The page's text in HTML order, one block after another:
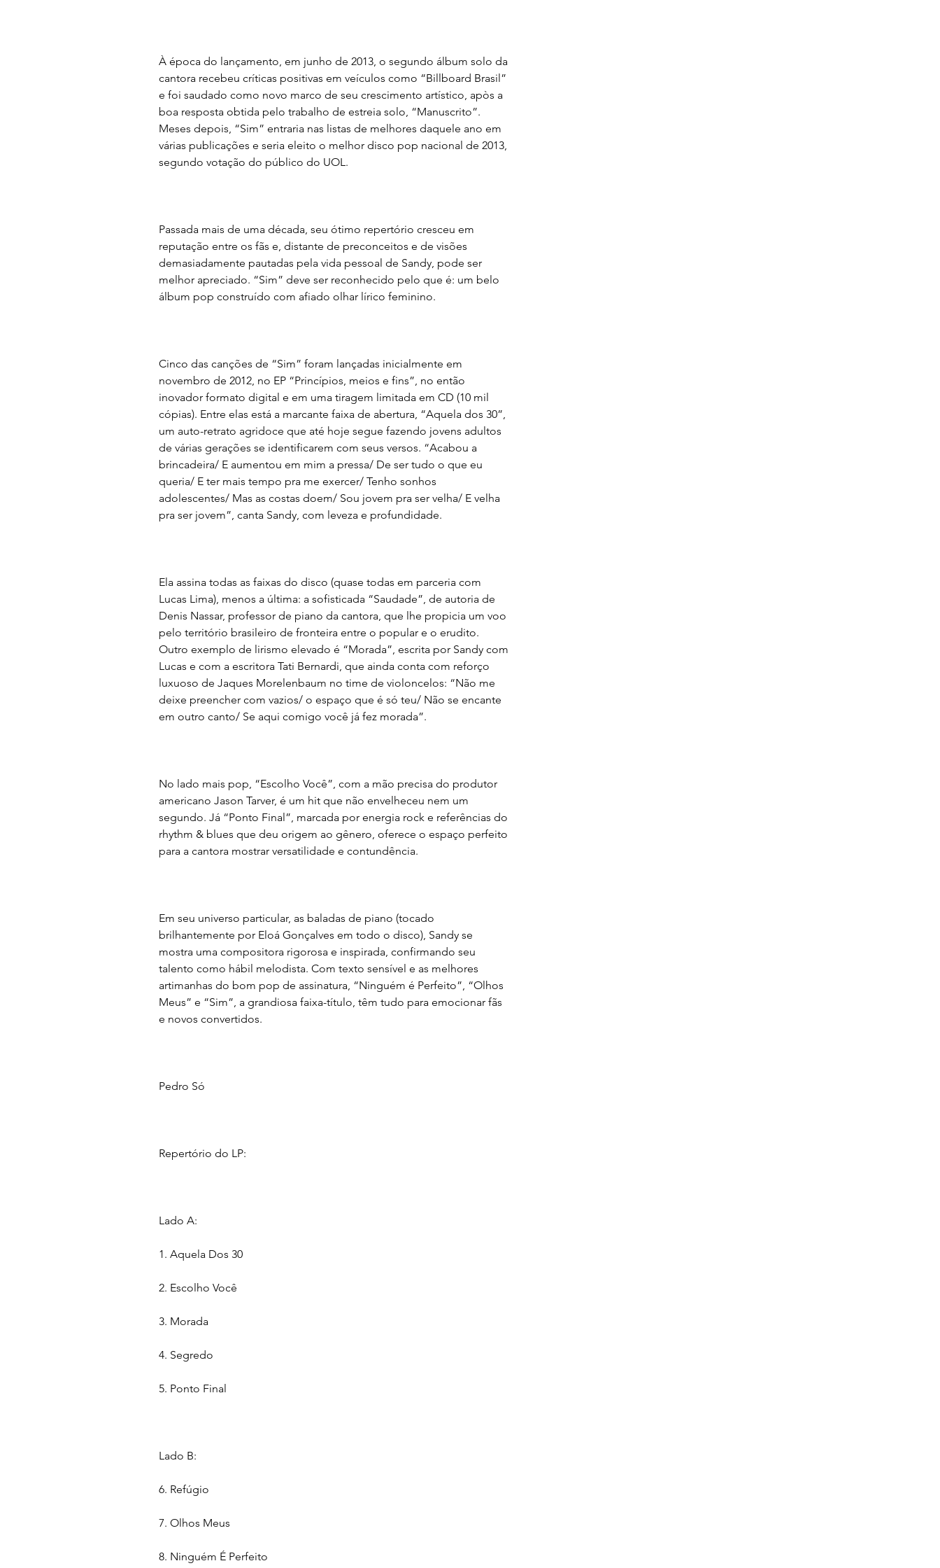
À época do lançamento, em junho de 2013, o segundo álbum solo da
cantora recebeu críticas positivas em veículos como “Billboard Brasil”
e foi saudado como novo marco de seu crescimento artístico, apòs a
boa resposta obtida pelo trabalho de estreia solo, “Manuscrito”.
Meses depois, “Sim” entraria nas listas de melhores daquele ano em
várias publicações e seria eleito o melhor disco pop nacional de 2013,
segundo votação do público do UOL.
Passada mais de uma década, seu ótimo repertório cresceu em
reputação entre os fãs e, distante de preconceitos e de visões
demasiadamente pautadas pela vida pessoal de Sandy, pode ser
melhor apreciado. “Sim” deve ser reconhecido pelo que é: um belo
álbum pop construído com afiado olhar lírico feminino.
Cinco das canções de “Sim” foram lançadas inicialmente em
novembro de 2012, no EP “Princípios, meios e fins”, no então
inovador formato digital e em uma tiragem limitada em CD (10 mil
cópias). Entre elas está a marcante faixa de abertura, “Aquela dos 30”,
um auto-retrato agridoce que até hoje segue fazendo jovens adultos
de várias gerações se identificarem com seus versos. “Acabou a
brincadeira/ E aumentou em mim a pressa/ De ser tudo o que eu
queria/ E ter mais tempo pra me exercer/ Tenho sonhos
adolescentes/ Mas as costas doem/ Sou jovem pra ser velha/ E velha
pra ser jovem”, canta Sandy, com leveza e profundidade.
Ela assina todas as faixas do disco (quase todas em parceria com
Lucas Lima), menos a última: a sofisticada “Saudade”, de autoria de
Denis Nassar, professor de piano da cantora, que lhe propicia um voo
pelo território brasileiro de fronteira entre o popular e o erudito.
Outro exemplo de lirismo elevado é “Morada”, escrita por Sandy com
Lucas e com a escritora Tati Bernardi, que ainda conta com reforço
luxuoso de Jaques Morelenbaum no time de violoncelos: “Não me
deixe preencher com vazios/ o espaço que é só teu/ Não se encante
em outro canto/ Se aqui comigo você já fez morada”.
No lado mais pop, “Escolho Você”, com a mão precisa do produtor
americano Jason Tarver, é um hit que não envelheceu nem um
segundo. Já “Ponto Final”, marcada por energia rock e referências do
rhythm & blues que deu origem ao gênero, oferece o espaço perfeito
para a cantora mostrar versatilidade e contundência.
Em seu universo particular, as baladas de piano (tocado
brilhantemente por Eloá Gonçalves em todo o disco), Sandy se
mostra uma compositora rigorosa e inspirada, confirmando seu
talento como hábil melodista. Com texto sensível e as melhores
artimanhas do bom pop de assinatura, “Ninguém é Perfeito”, “Olhos
Meus” e “Sim”, a grandiosa faixa-título, têm tudo para emocionar fãs
e novos convertidos.
Pedro Só
Repertório do LP:
Lado A:
1. Aquela Dos 30
2. Escolho Você
3. Morada
4. Segredo
5. Ponto Final
Lado B:
6. Refúgio
7. Olhos Meus
8. Ninguém É Perfeito